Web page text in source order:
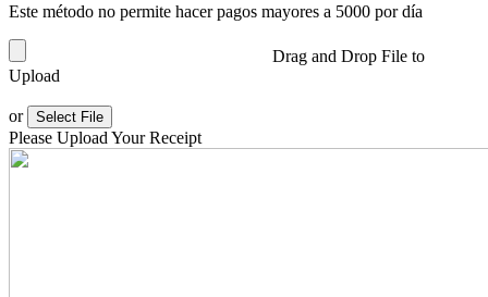
Este método no permite hacer pagos mayores a 5000 por día
Drag and Drop File to
Upload
or Select File
Please Upload Your Receipt